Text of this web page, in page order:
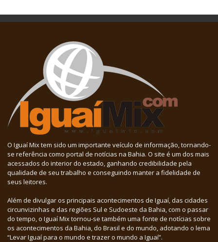
O Iguaí Mix tem sido um importante veículo de informação, tornando-
se referência como portal de notícias na Bahia. O site é um dos mais
acessados do interior do estado, ganhando credibilidade pela
qualidade de seu trabalho e conseguindo manter a fidelidade de
seus leitores.
Além de divulgar os principais acontecimentos de Iguaí, das cidades
circunvizinhas e das regiões Sul e Sudoeste da Bahia, com o passar
do tempo, o Iguaí Mix tornou-se também uma fonte de notícias sobre
os acontecimentos da Bahia, do Brasil e do mundo, adotando o lema
“Levar Iguaí para o mundo e trazer o mundo a Iguaí”.